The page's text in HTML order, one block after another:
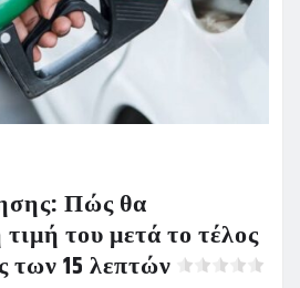
Πώς θα
του μετά το τέλος
των 15 λεπτών